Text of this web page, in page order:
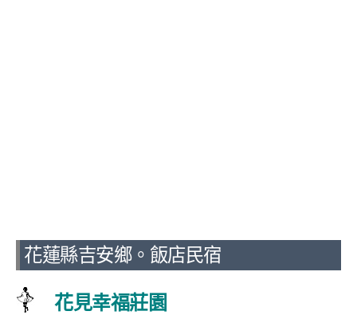
花蓮縣吉安鄉。飯店民宿
花見幸福莊園